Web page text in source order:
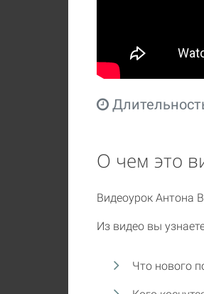
О чем это
Видеоурок Антона
Из видео вы
Что нового